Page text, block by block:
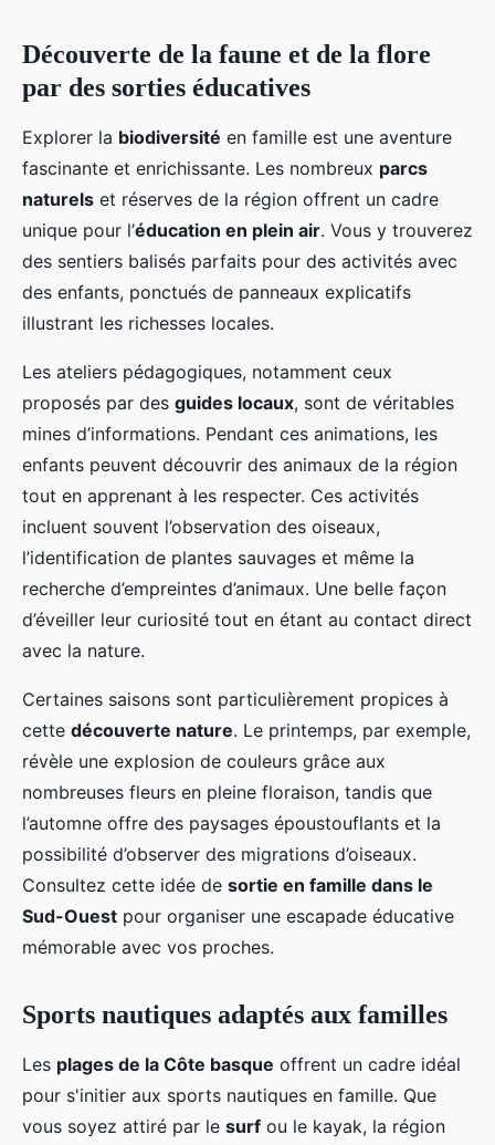
Découverte de la faune et de la flore
par des sorties éducatives
Explorer la biodiversité en famille est une aventure
fascinante et enrichissante. Les nombreux parcs
naturels et réserves de la région offrent un cadre
unique pour l’éducation en plein air. Vous y trouverez
des sentiers balisés parfaits pour des activités avec
des enfants, ponctués de panneaux explicatifs
illustrant les richesses locales.
Les ateliers pédagogiques, notamment ceux
proposés par des guides locaux, sont de véritables
mines d’informations. Pendant ces animations, les
enfants peuvent découvrir des animaux de la région
tout en apprenant à les respecter. Ces activités
incluent souvent l’observation des oiseaux,
l’identification de plantes sauvages et même la
recherche d’empreintes d’animaux. Une belle façon
d’éveiller leur curiosité tout en étant au contact direct
avec la nature.
Certaines saisons sont particulièrement propices à
cette découverte nature. Le printemps, par exemple,
révèle une explosion de couleurs grâce aux
nombreuses fleurs en pleine floraison, tandis que
l’automne offre des paysages époustouflants et la
possibilité d’observer des migrations d’oiseaux.
Consultez cette idée de sortie en famille dans le
Sud-Ouest pour organiser une escapade éducative
mémorable avec vos proches.
Sports nautiques adaptés aux familles
Les plages de la Côte basque offrent un cadre idéal
pour s'initier aux sports nautiques en famille. Que
vous soyez attiré par le surf ou le kayak, la région